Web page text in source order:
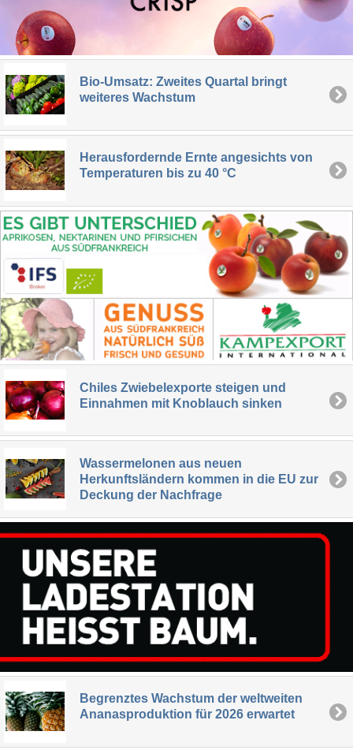
Bio-Umsatz: Zweites Quartal bringt
weiteres Wachstum
Herausfordernde Ernte angesichts von
Temperaturen bis zu 40 °C
Chiles Zwiebelexporte steigen und
Einnahmen mit Knoblauch sinken
Wassermelonen aus neuen
Herkunftsländern kommen in die EU zur
Deckung der Nachfrage
Begrenztes Wachstum der weltweiten
Ananasproduktion für 2026 erwartet